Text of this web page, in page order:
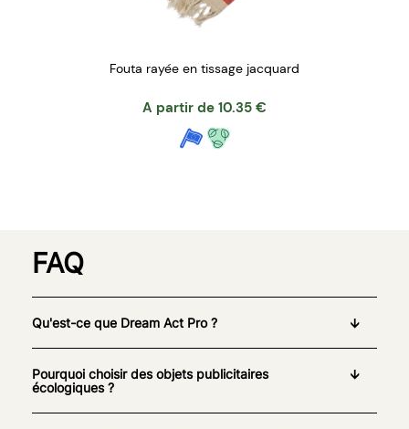
Fouta rayée en tissage jacquard
A partir de 10.35 €
FAQ
Qu'est-ce que Dream Act Pro ?
Pourquoi choisir des objets publicitaires
écologiques ?